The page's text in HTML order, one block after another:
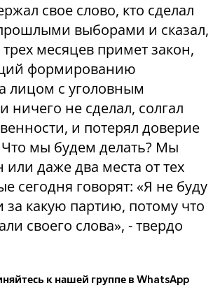
свое слово, кто сделал
выборами и сказал,
месяцев примет закон,
формированию
лицом с уголовным
ничего не сделал, солгал
и потерял доверие
мы будем делать? Мы
даже два места от тех
сегодня говорят: «Я не буду
за какую ​​партию, потому что
своего слова», - твердо
к нашей группе в WhatsApp